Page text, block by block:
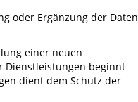
oder Ergänzung der Daten
einer neuen
Dienstleistungen beginnt
dient dem Schutz der